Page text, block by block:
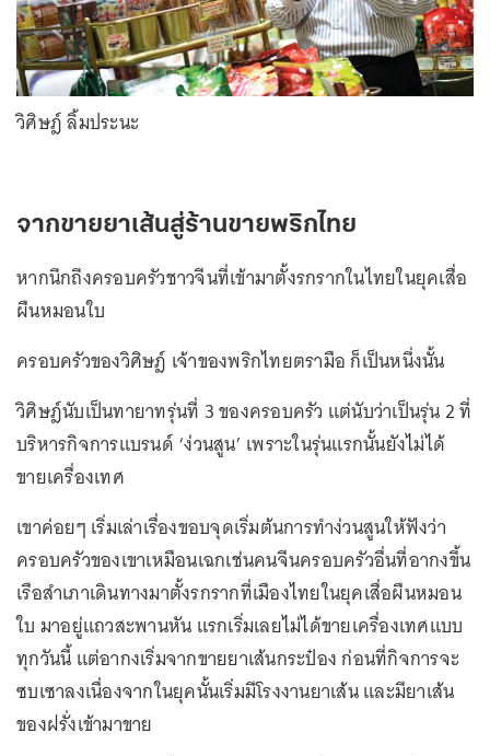
วิศิษฎ์ ลิ้มประนะ
จากขายยาเส้นสู่ร้านขายพริกไทย
หากนึกถึงครอบครัวชาวจีนที่เข้ามาตั้งรกรากในไทยในยุคเสื่อ
ผืนหมอนใบ
ครอบครัวของวิศิษฎ์ เจ้าของพริกไทยตรามือ ก็เป็นหนึ่งนั้น
วิศิษฎ์นับเป็นทายาทรุ่นที่ 3 ของครอบครัว แต่นับว่าเป็นรุ่น 2 ที่
บริหารกิจการแบรนด์ ‘ง่วนสูน’ เพราะในรุ่นแรกนั้นยังไม่ได้
ขายเครื่องเทศ
เขาค่อยๆ เริ่มเล่าเรื่องขอบจุดเริ่มต้นการทำง่วนสูนให้ฟังว่า
ครอบครัวของเขาเหมือนเฉกเช่นคนจีนครอบครัวอื่นที่อากงขึ้น
เรือสำเภาเดินทางมาตั้งรกรากที่เมืองไทยในยุคเสื่อผืนหมอน
ใบ มาอยู่แถวสะพานหัน แรกเริ่มเลยไม่ได้ขายเครื่องเทศแบบ
ทุกวันนี้ แต่อากงเริ่มจากขายยาเส้นกระป๋อง ก่อนที่กิจการจะ
ซบเซาลงเนื่องจากในยุคนั้นเริ่มมีโรงงานยาเส้น และมียาเส้น
ของฝรั่งเข้ามาขาย